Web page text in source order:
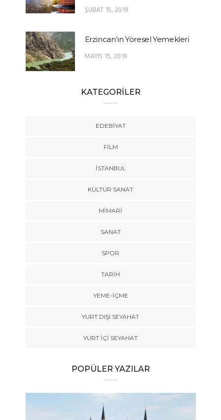
ŞUBAT 15, 2019
Erzincan’ın Yöresel Yemekleri
MAYIS 15, 2019
KATEGORİLER
EDEBIYAT
FILM
İSTANBUL
KÜLTÜR SANAT
MIMARI
SANAT
SPOR
TARİH
YEME-İÇME
YURT DIŞI SEYAHAT
YURT İÇİ SEYAHAT
POPÜLER YAZILAR